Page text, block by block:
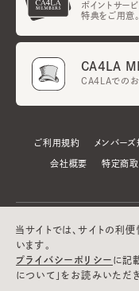
ポイントサー
特典をご用意。
CA4LA
CA4LAでのお
ご利用規約 メンバー
会社概要 特定商
当サイトでは、サイトの利
います。
プライバシーポリシー に記
について」をお読みいただ